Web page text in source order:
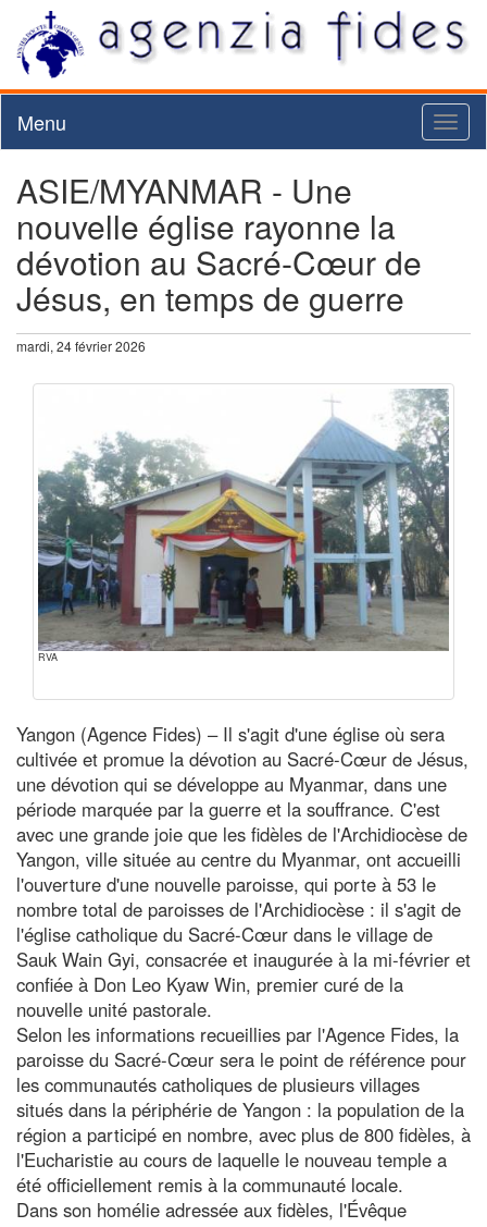
Menu
ASIE/MYANMAR - Une
nouvelle église rayonne la
dévotion au Sacré-Cœur de
Jésus, en temps de guerre
mardi, 24 février 2026
RVA
Yangon (Agence Fides) – Il s'agit d'une église où sera
cultivée et promue la dévotion au Sacré-Cœur de Jésus,
une dévotion qui se développe au Myanmar, dans une
période marquée par la guerre et la souffrance. C'est
avec une grande joie que les fidèles de l'Archidiocèse de
Yangon, ville située au centre du Myanmar, ont accueilli
l'ouverture d'une nouvelle paroisse, qui porte à 53 le
nombre total de paroisses de l'Archidiocèse : il s'agit de
l'église catholique du Sacré-Cœur dans le village de
Sauk Wain Gyi, consacrée et inaugurée à la mi-février et
confiée à Don Leo Kyaw Win, premier curé de la
nouvelle unité pastorale.
Selon les informations recueillies par l'Agence Fides, la
paroisse du Sacré-Cœur sera le point de référence pour
les communautés catholiques de plusieurs villages
situés dans la périphérie de Yangon : la population de la
région a participé en nombre, avec plus de 800 fidèles, à
l'Eucharistie au cours de laquelle le nouveau temple a
été officiellement remis à la communauté locale.
Dans son homélie adressée aux fidèles, l'Évêque